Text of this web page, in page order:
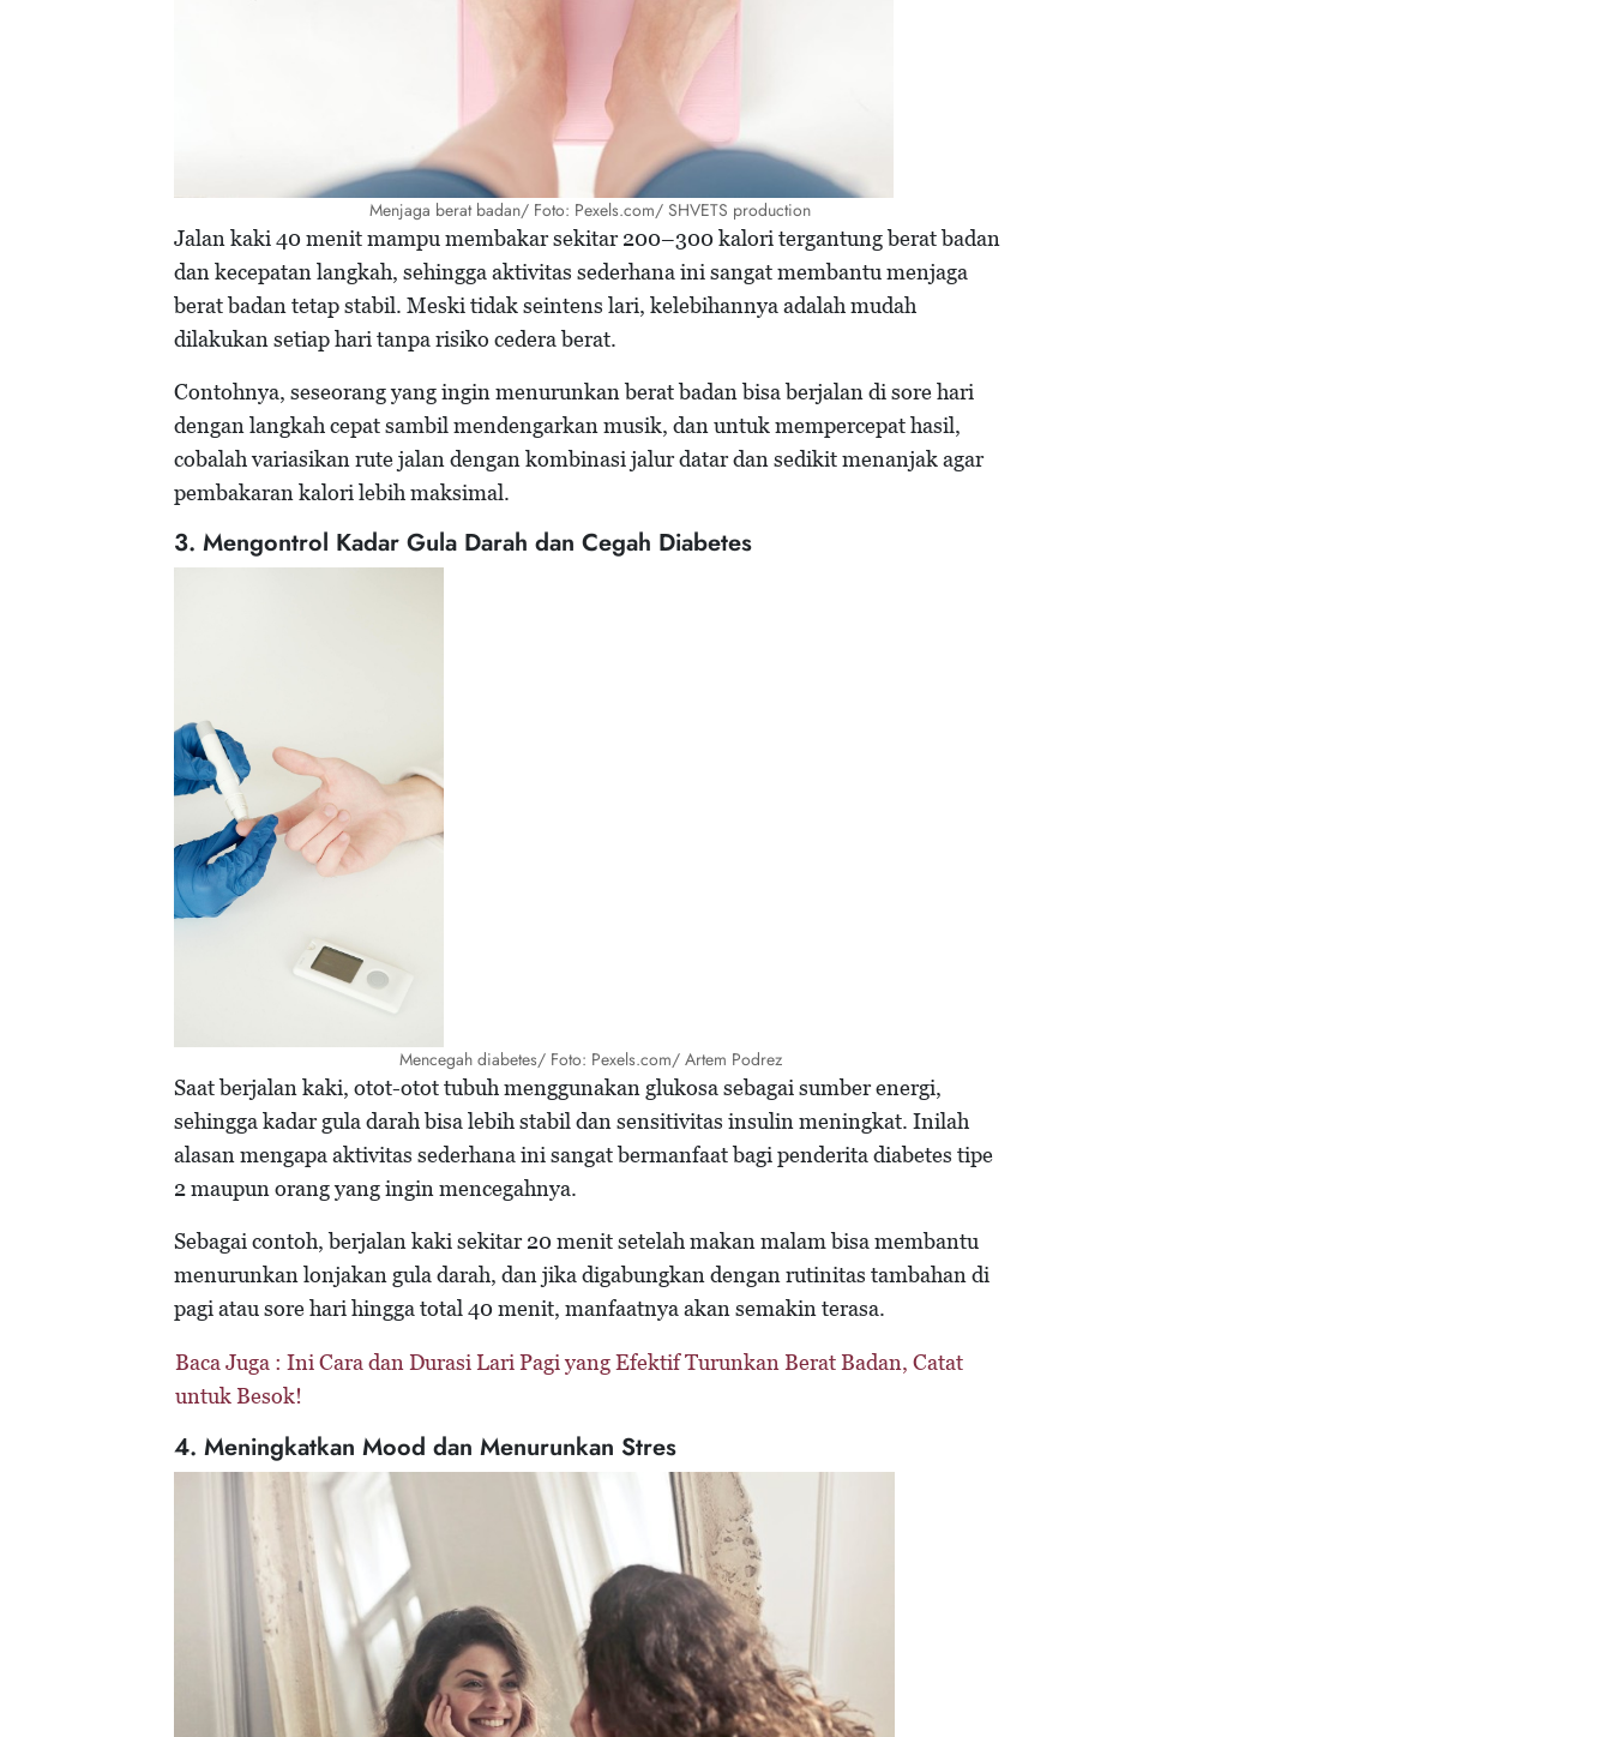
Menjaga berat badan/ Foto: Pexels.com/ SHVETS production
Jalan kaki 40 menit mampu membakar sekitar 200–300 kalori tergantung berat badan
dan kecepatan langkah, sehingga aktivitas sederhana ini sangat membantu menjaga
berat badan tetap stabil. Meski tidak seintens lari, kelebihannya adalah mudah
dilakukan setiap hari tanpa risiko cedera berat.
Contohnya, seseorang yang ingin menurunkan berat badan bisa berjalan di sore hari
dengan langkah cepat sambil mendengarkan musik, dan untuk mempercepat hasil,
cobalah variasikan rute jalan dengan kombinasi jalur datar dan sedikit menanjak agar
pembakaran kalori lebih maksimal.
3. Mengontrol Kadar Gula Darah dan Cegah Diabetes
Mencegah diabetes/ Foto: Pexels.com/ Artem Podrez
Saat berjalan kaki, otot-otot tubuh menggunakan glukosa sebagai sumber energi,
sehingga kadar gula darah bisa lebih stabil dan sensitivitas insulin meningkat. Inilah
alasan mengapa aktivitas sederhana ini sangat bermanfaat bagi penderita diabetes tipe
2 maupun orang yang ingin mencegahnya.
Sebagai contoh, berjalan kaki sekitar 20 menit setelah makan malam bisa membantu
menurunkan lonjakan gula darah, dan jika digabungkan dengan rutinitas tambahan di
pagi atau sore hari hingga total 40 menit, manfaatnya akan semakin terasa.
Baca Juga : Ini Cara dan Durasi Lari Pagi yang Efektif Turunkan Berat Badan, Catat
untuk Besok!
4. Meningkatkan Mood dan Menurunkan Stres